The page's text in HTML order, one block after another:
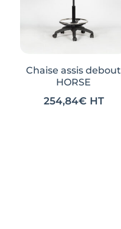
Chaise assis debout
HORSE
254,84€ HT